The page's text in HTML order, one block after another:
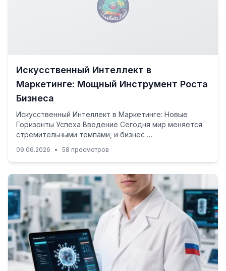
Искусственный Интеллект в
Маркетинге: Мощный Инструмент Роста
Бизнеса
Искусственный Интеллект в Маркетинге: Новые
Горизонты Успеха Введение Сегодня мир меняется
стремительными темпами, и бизнес …
09.06.2026 • 58 просмотров